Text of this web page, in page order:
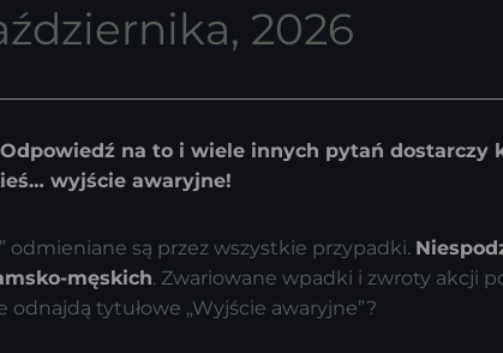
2026
na to i wiele innych pytań dostarczy
wyjście awaryjne!
odmieniane są przez wszystkie przypadki.
męskich. Zwariowane wpadki i zwroty akcji
tytułowe „Wyjście awaryjne”?